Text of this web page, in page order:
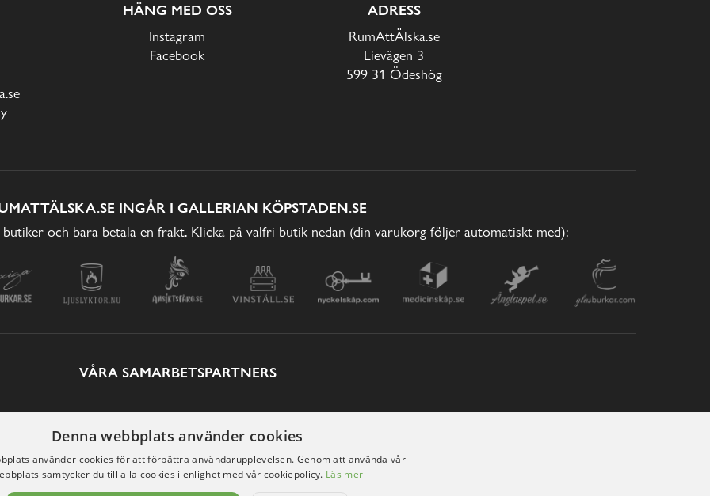
HÄNG MED OSS
Instagram
Facebook
ADRESS
RumAttÄlska.se
Lievägen 3
599 31 Ödeshög
INGÅR I GALLERIAN KÖPSTADEN.SE
och bara betala en frakt. Klicka på valfri butik nedan (din varukorg följer automatiskt med):
VÅRA SAMARBETSPARTNERS
Denna webbplats använder cookies
använder cookies för att förbättra användarupplevelsen. Genom att använda vår
samtycker du till alla cookies i enlighet med vår cookiepolicy. Läs mer